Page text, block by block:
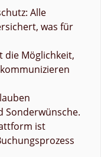
Alle
was für
die Möglichkeit,
Sonderwünsche.
ist